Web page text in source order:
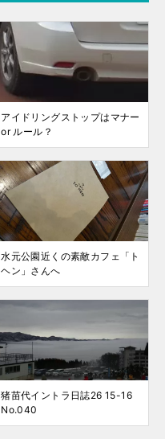
アイドリングストップはマナー
or ルール？
水元公園近くの素敵カフェ「ト
ヘン」さんへ
猪苗代イントラ日誌26 15-16
No.040